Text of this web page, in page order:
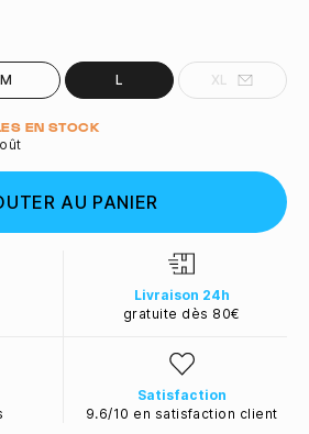
M L XL
EN STOCK
AU PANIER
Livraison 24h
gratuite dès 80€
Satisfaction
9.6/10 en satisfaction client